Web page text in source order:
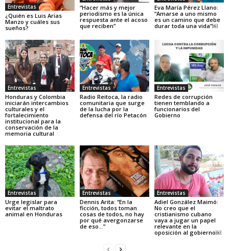
Entrevistas
¿Quién es Luis Arias
Manzo y cuáles sus
sueños?
“Hacer más y mejor
periodismo es la única
respuesta ante el acoso
que reciben”
Eva María Pérez Llano:
“Amarse a uno mismo
es un camino que debe
durar toda una vida”￼
Entrevistas
Honduras y Colombia
iniciarán intercambios
culturales y el
fortalecimiento
institucional para la
conservación de la
memoria cultural
Entrevistas
Radio Reitoca, la radio
comunitaria que surge
de la lucha por la
defensa del río Petacón
Entrevistas
Redes de corrupción
tienen temblando a
funcionarios del
Gobierno
Entrevistas
Urge legislar para
evitar el maltrato
animal en Honduras
Entrevistas
Dennis Arita: “En la
ficción, todos toman
cosas de todos, no hay
por qué avergonzarse
de eso…”
Entrevistas
Adiel González Maimó:
No creo que el
cristianismo cubano
vaya a jugar un papel
relevante en la
oposición al gobierno￼